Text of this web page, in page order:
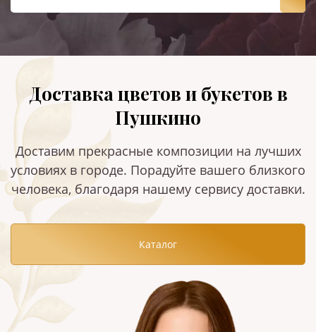
Доставка цветов и букетов в
Пушкино
Доставим прекрасные композиции на лучших
условиях в городе. Порадуйте вашего близкого
человека, благодаря нашему сервису доставки.
Каталог